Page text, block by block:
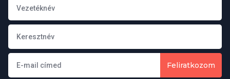
Feliratkozom